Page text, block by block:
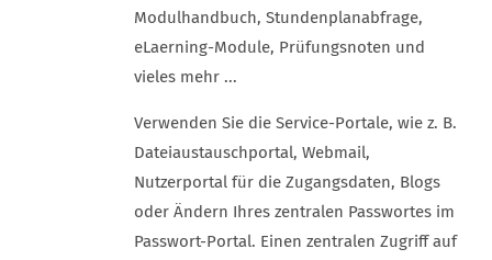
Modulhandbuch, Stundenplanabfrage,
eLaerning-Module, Prüfungsnoten und
vieles mehr ...
Verwenden Sie die Service-Portale, wie z. B.
Dateiaustauschportal, Webmail,
Nutzerportal für die Zugangsdaten, Blogs
oder Ändern Ihres zentralen Passwortes im
Passwort-Portal. Einen zentralen Zugriff auf